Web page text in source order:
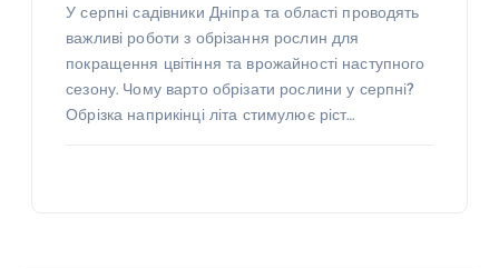
У серпні садівники Дніпра та області проводять
важливі роботи з обрізання рослин для
покращення цвітіння та врожайності наступного
сезону. Чому варто обрізати рослини у серпні?
Обрізка наприкінці літа стимулює ріст…